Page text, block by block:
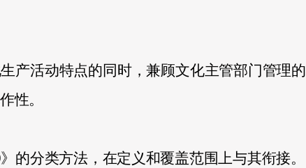
产活动特点的同时，兼顾文化主管部门管理的
性。
》的分类方法，在定义和覆盖范围上与其衔接。